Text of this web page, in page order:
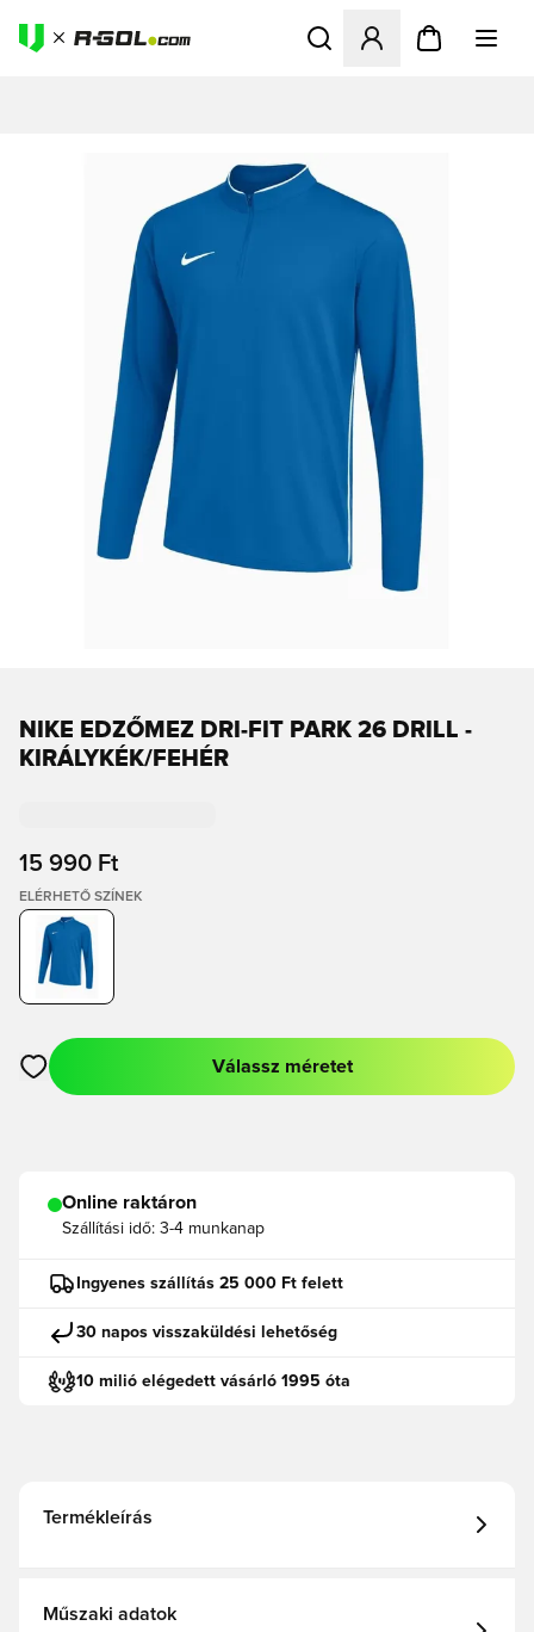
Megnyit egy modált a
NIKE EDZŐMEZ DRI-FIT PARK 26 DRILL -
KIRÁLYKÉK/FEHÉR
15 990 Ft
ELÉRHETŐ SZÍNEK
Megnyit egy modált a bejelentkezéshez vagy a tagként való
Válassz méretet
Online raktáron
Szállítási idő: 3-4 munkanap
Ingyenes szállítás 25 000 Ft felett
30 napos visszaküldési lehetőség
10 milió elégedett vásárló 1995 óta
Termékleírás
Műszaki adatok